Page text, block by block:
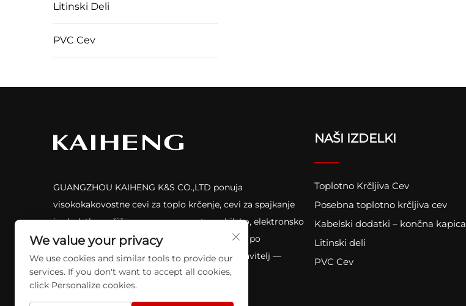
Litinski Deli
PVC Cev
GUANGZHOU KAIHENG K&S CO.,LTD ponuja
visokokakovostne cevi za toplo krčenje, cevi za spajkanje
in dodatke za žične povezave za avtomobilsko, elektronsko
in telekomunikacijsko industrijo. Certificirano po
UL224/ROHS/ISO9001. Zanesljiv globalni dobavitelj —
zahtevajte ponudbo že danes.
NAŠI IZDELKI
Toplotno Krčljiva Cev
Posebna toplotno krčljiva cev
Kabelski dodatki – končna kapica
Litinski deli
PVC Cev
We value your privacy
We use cookies and similar tools to provide our
services. If you don't want to accept all cookies,
click Personalize cookies.